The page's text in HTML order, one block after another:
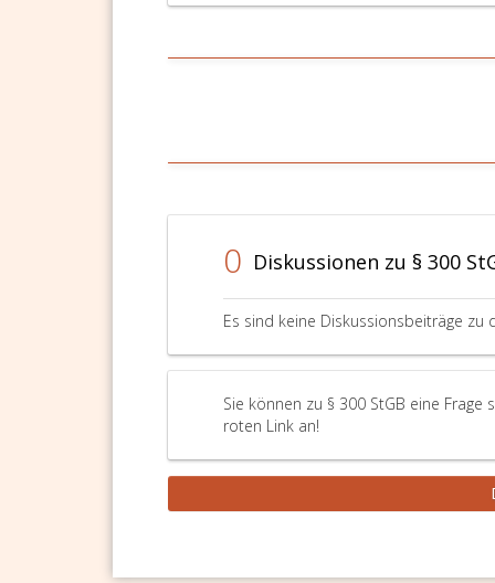
0 Diskussionen zu § 300
Es sind keine Diskussionsbeiträge zu
Sie können zu § 300 StGB eine
roten Link an!